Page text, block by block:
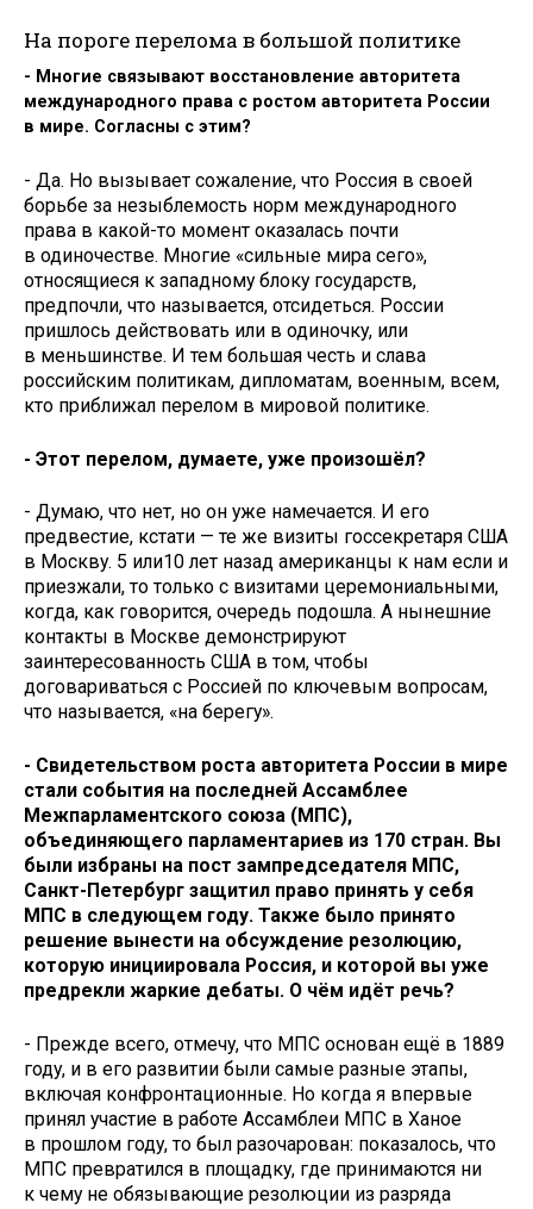
На пороге перелома в большой политике
- Многие связывают восстановление авторитета
международного права с ростом авторитета России
в мире. Согласны с этим?
- Да. Но вызывает сожаление, что Россия в своей
борьбе за незыблемость норм международного
права в какой-то момент оказалась почти
в одиночестве. Многие «сильные мира сего»,
относящиеся к западному блоку государств,
предпочли, что называется, отсидеться. России
пришлось действовать или в одиночку, или
в меньшинстве. И тем большая честь и слава
российским политикам, дипломатам, военным, всем,
кто приближал перелом в мировой политике.
- Этот перелом, думаете, уже произошёл?
- Думаю, что нет, но он уже намечается. И его
предвестие, кстати — те же визиты госсекретаря США
в Москву. 5 или10 лет назад американцы к нам если и
приезжали, то только с визитами церемониальными,
когда, как говорится, очередь подошла. А нынешние
контакты в Москве демонстрируют
заинтересованность США в том, чтобы
договариваться с Россией по ключевым вопросам,
что называется, «на берегу».
- Свидетельством роста авторитета России в мире
стали события на последней Ассамблее
Межпарламентского союза (МПС),
объединяющего парламентариев из 170 стран. Вы
были избраны на пост зампредседателя МПС,
Санкт-Петербург защитил право принять у себя
МПС в следующем году. Также было принято
решение вынести на обсуждение резолюцию,
которую инициировала Россия, и которой вы уже
предрекли жаркие дебаты. О чём идёт речь?
- Прежде всего, отмечу, что МПС основан ещё в 1889
году, и в его развитии были самые разные этапы,
включая конфронтационные. Но когда я впервые
принял участие в работе Ассамблеи МПС в Ханое
в прошлом году, то был разочарован: показалось, что
МПС превратился в площадку, где принимаются ни
к чему не обязывающие резолюции из разряда